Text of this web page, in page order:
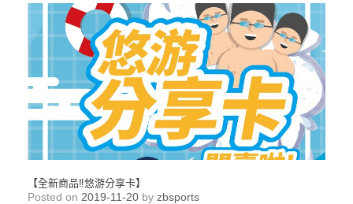
【全新商品‼悠游分享卡】
Posted on 2019-11-20 by zbsports